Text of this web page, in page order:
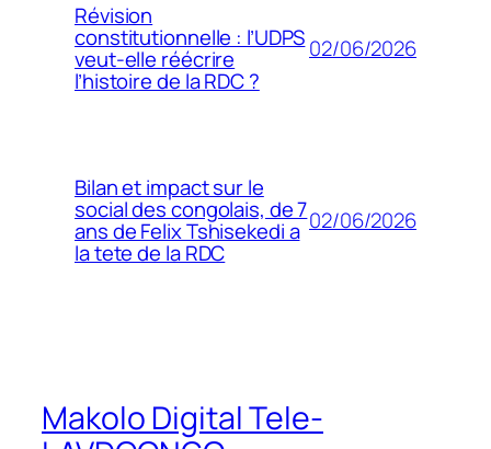
Révision
constitutionnelle : l’UDPS
veut-elle réécrire
l’histoire de la RDC ?
02/06/2026
Bilan et impact sur le
social des congolais, de 7
ans de Felix Tshisekedi a
la tete de la RDC
02/06/2026
Makolo Digital Tele-